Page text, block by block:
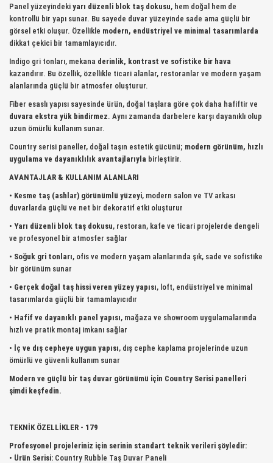
Panel yüzeyindeki yarı düzenli blok taş dokusu, hem doğal hem de
kontrollü bir yapı sunar. Bu sayede duvar yüzeyinde sade ama güçlü bir
görsel etki oluşur. Özellikle modern, endüstriyel ve minimal tasarımlarda
dikkat çekici bir tamamlayıcıdır.
Indigo gri tonları, mekana derinlik, kontrast ve sofistike bir hava
kazandırır. Bu özellik, özellikle ticari alanlar, restoranlar ve modern yaşam
alanlarında güçlü bir atmosfer oluşturur.
Fiber esaslı yapısı sayesinde ürün, doğal taşlara göre çok daha hafiftir ve
duvara ekstra yük bindirmez. Aynı zamanda darbelere karşı dayanıklı olup
uzun ömürlü kullanım sunar.
Country serisi paneller, doğal taşın estetik gücünü; modern görünüm, hızlı
uygulama ve dayanıklılık avantajlarıyla birleştirir.
AVANTAJLAR & KULLANIM ALANLARI
• Kesme taş (ashlar) görünümlü yüzeyi, modern salon ve TV arkası
duvarlarda güçlü ve net bir dekoratif etki oluşturur
• Yarı düzenli blok taş dokusu, restoran, kafe ve ticari projelerde dengeli
ve profesyonel bir atmosfer sağlar
• Soğuk gri tonları, ofis ve modern yaşam alanlarında şık, sade ve sofistike
bir görünüm sunar
• Gerçek doğal taş hissi veren yüzey yapısı, loft, endüstriyel ve minimal
tasarımlarda güçlü bir tamamlayıcıdır
• Hafif ve dayanıklı panel yapısı, mağaza ve showroom uygulamalarında
hızlı ve pratik montaj imkanı sağlar
• İç ve dış cepheye uygun yapısı, dış cephe kaplama projelerinde uzun
ömürlü ve güvenli kullanım sunar
Modern ve güçlü bir taş duvar görünümü için Country Serisi panelleri
şimdi keşfedin.
TEKNİK ÖZELLİKLER - 179
Profesyonel projeleriniz için serinin standart teknik verileri şöyledir:
• Ürün Serisi: Country Rubble Taş Duvar Paneli